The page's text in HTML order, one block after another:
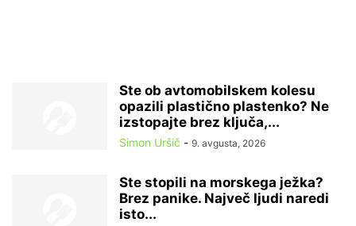
Ste ob avtomobilskem kolesu
opazili plastično plastenko? Ne
izstopajte brez ključa,...
Simon Uršič - 9. avgusta, 2026
Ste stopili na morskega ježka?
Brez panike. Največ ljudi naredi
isto...